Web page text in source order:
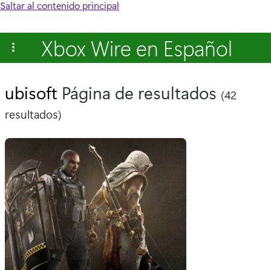
Saltar al contenido principal
Xbox Wire en Español
ubisoft Página de resultados (42
resultados)